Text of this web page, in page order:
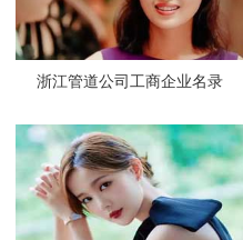
浙江管道公司工商企业名录